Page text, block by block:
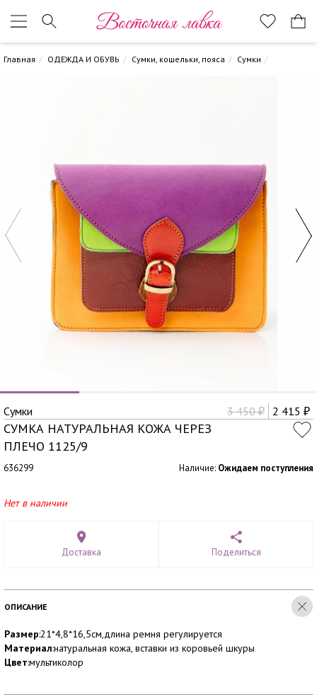
Восточная лавка
Главная ОДЕЖДА И ОБУВЬ Сумки, кошельки, пояса Сумки
Сумки 3 450₽ 2 415 ₽
СУМКА НАТУРАЛЬНАЯ КОЖА ЧЕРЕЗ
ПЛЕЧО 1125/9
636299 Наличие: Ожидаем поступления
Нет в наличии
Доставка Поделиться
ОПИСАНИЕ
Размер:21*4,8*16,5см,длина ремня регулируется
Материал:натуральная кожа, вставки из коровьей шкуры
Цвет:мультиколор